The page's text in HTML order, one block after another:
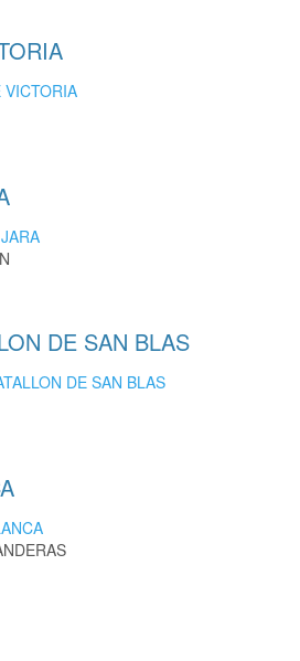
VICTORIA
DE SAN BLAS
DE SAN BLAS